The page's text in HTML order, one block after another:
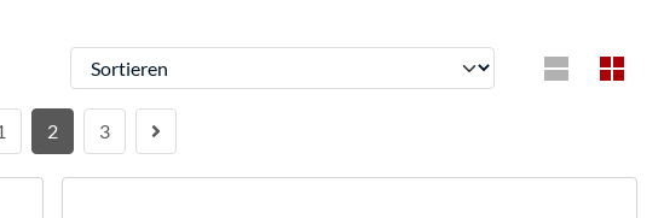
Sortieren
2 3